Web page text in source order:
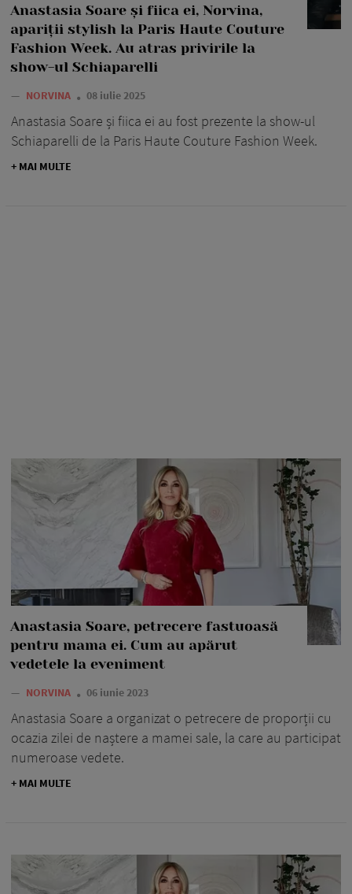
Anastasia Soare și fiica ei, Norvina,
apariții stylish la Paris Haute Couture
Fashion Week. Au atras privirile la
show-ul Schiaparelli
— NORVINA 08 iulie 2025
Anastasia Soare și fiica ei au fost prezente la show-ul
Schiaparelli de la Paris Haute Couture Fashion Week.
+ MAI MULTE
Anastasia Soare, petrecere fastuoasă
pentru mama ei. Cum au apărut
vedetele la eveniment
— NORVINA 06 iunie 2023
Anastasia Soare a organizat o petrecere de proporții cu
ocazia zilei de naștere a mamei sale, la care au participat
numeroase vedete.
+ MAI MULTE